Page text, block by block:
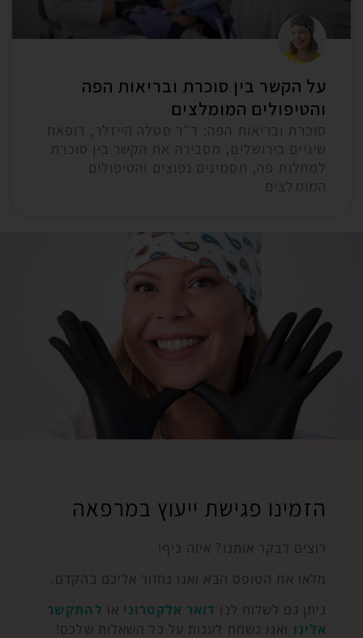
על הקשר בין סוכרת ובריאות הפה
והטיפולים המומלצים
סוכרת ובריאות הפה: ד"ר סטלה הייזלר, רופאת
שיניים בירושלים, מסבירה את הקשר בין סוכרת
למחלות פה, תסמינים נפוצים והטיפולים
המומלצים
הזמינו פגישת ייעוץ במרפאה
רוצים לבקר אותנו? איזה כיף!
מלאו את הטופס הבא ואנו נחזור אליכם בהקדם.
ניתן גם לשלוח לנודואר אלקטרוניאולהתקשר
אלינוואנו נשמח לענות על כל השאלות שלכם!